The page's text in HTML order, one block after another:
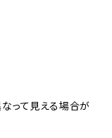
って見える場合が